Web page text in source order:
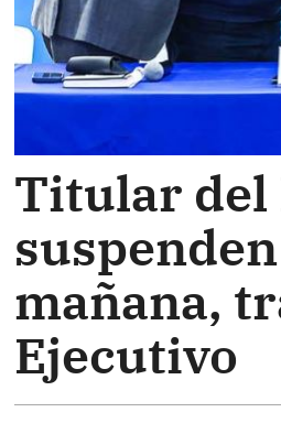
Titular del
mañana,
Ejecutivo